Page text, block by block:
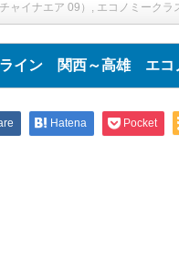
ャイナエア 09） , エコノミークラ
イン 関西～高雄 エコ
Hatena Pocket